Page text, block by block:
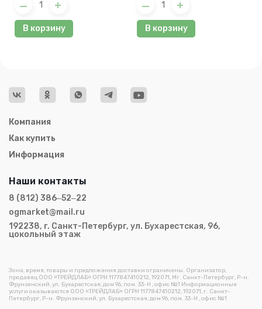
В корзину В корзину
Компания
Как купить
Информация
Зона, время, товары и предложения доставки ограничены. Организатор,
продавец ООО «ТРЕЙДЛАБ» ОГРН 1177847410212, 192071, Мг. Санкт-Петербург, Р-н.
Фрунзенский, ул. Бухарестская, дом 96, пом. 33-Н , офис №1 Информационные
услуги оказываются ООО «ТРЕЙДЛАБ» ОГРН 1177847410212, 192071, г. Санкт-
Петербург, Р-н. Фрунзенский, ул. Бухарестская, дом 96, пом. 33-Н , офис №1
Наши контакты
8 (812) 386‒52‒22
ogmarket@mail.ru
192238, г. Санкт-Петербург, ул. Бухарестская, 96,
цокольный этаж